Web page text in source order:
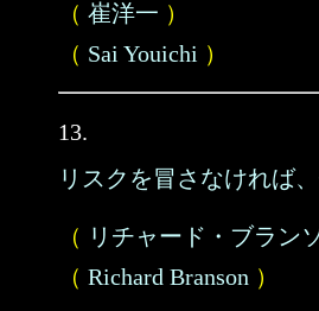
（ 崔洋一 ）
（ Sai Youichi ）
13.
リスクを冒さなければ
（ リチャード・ブラン
（ Richard Branson ）